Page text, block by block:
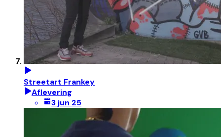
Streetart Frankey
Aflevering
3 jun 25